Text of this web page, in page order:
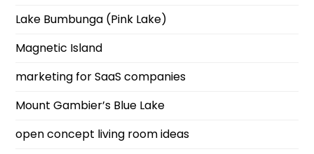
Lake Bumbunga (Pink Lake)
Magnetic Island
marketing for SaaS companies
Mount Gambier’s Blue Lake
open concept living room ideas